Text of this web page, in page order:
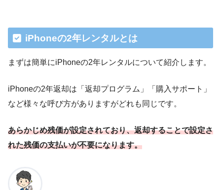
iPhoneの2年レンタルとは
まずは簡単にiPhoneの2年レンタルについて紹介します。
iPhoneの2年返却は「返却プログラム」「購入サポート」
など様々な呼び方がありますがどれも同じです。
あらかじめ残価が設定されており、返却することで設定さ
れた残価の支払いが不要になります。